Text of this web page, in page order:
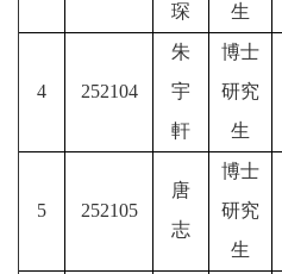
琛
生
4 252104
朱
宇
軒
博士
研究
生
5 252105
唐
志
博士
研究
生